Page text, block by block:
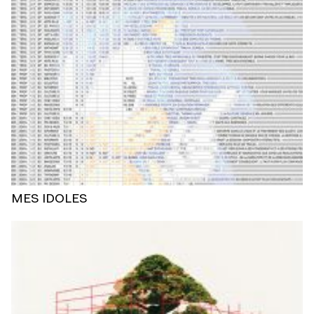
MES IDOLES